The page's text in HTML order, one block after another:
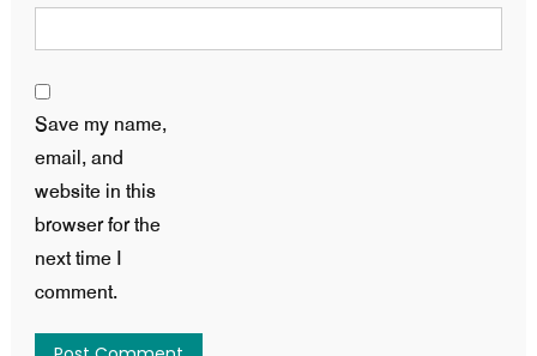
Save my name,
email, and
website in this
browser for the
next time I
comment.